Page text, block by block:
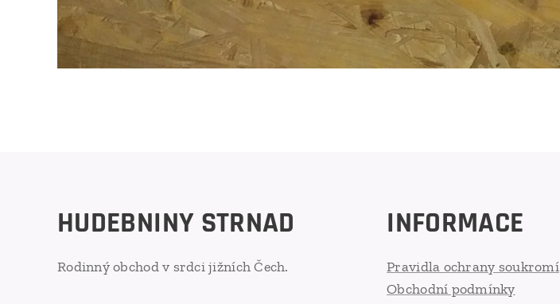
HUDEBNINY STRNAD
Rodinný obchod v srdci jižních Čech.
INFORMACE
Pravidla ochrany soukromí
Obchodní podmínky